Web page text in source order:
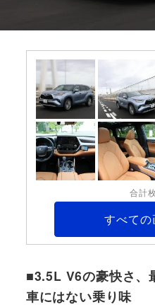
合計
すべての
■3.5L V6の豪快さ、
車にはない乗り味